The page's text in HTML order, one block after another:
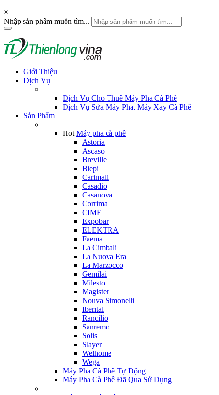
×
Nhập sản phẩm muốn tìm...
Giới Thiệu
Dịch Vụ
Dịch Vụ Cho Thuê Máy Pha Cà Phê
Dịch Vụ Sửa Máy Pha, Máy Xay Cà Phê
Sản Phẩm
Hot Máy pha cà phê
Astoria
Ascaso
Breville
Biepi
Carimali
Casadio
Casanova
Corrima
CIME
Expobar
ELEKTRA
Faema
La Cimbali
La Nuova Era
La Marzocco
Gemilai
Milesto
Magister
Nouva Simonelli
Iberital
Rancilio
Sanremo
Solis
Slayer
Welhome
Wega
Máy Pha Cà Phê Tự Động
Máy Pha Cà Phê Đã Qua Sử Dụng